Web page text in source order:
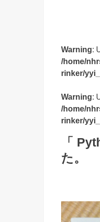
Warning:
/home/
rinker/
Warning:
/home/
rinker/
「
た。